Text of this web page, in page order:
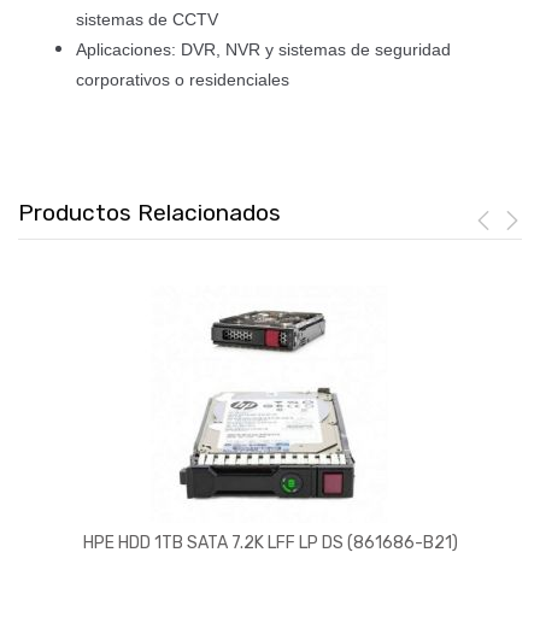
sistemas de CCTV
Aplicaciones: DVR, NVR y sistemas de seguridad
corporativos o residenciales
Productos Relacionados
HPE HDD 1TB SATA 7.2K LFF LP DS (861686-B21)